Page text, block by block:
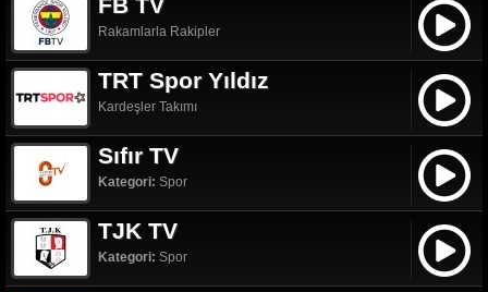
Rakamlarla Rakipler
TRT Spor Yıldız
Kardeşler Takımı
Sıfır TV
Kategori: Spor
TJK TV
Kategori: Spor